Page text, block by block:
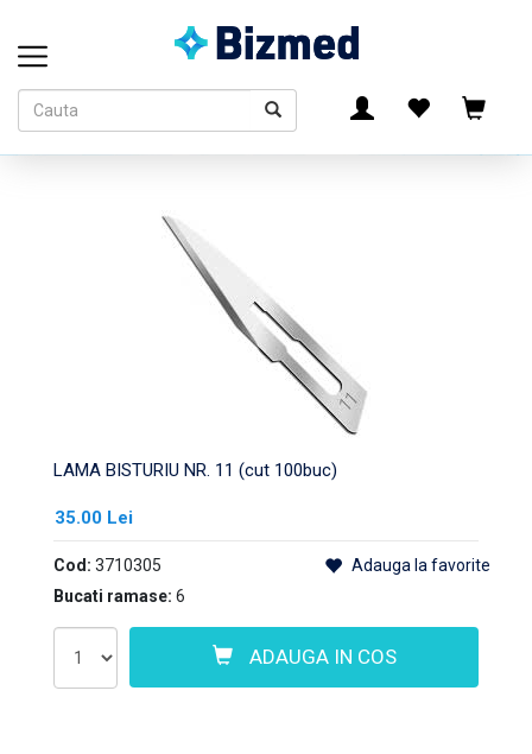
LAMA BISTURIU NR. 11 (cut 100buc)
35.00 Lei
Cod: 3710305
Bucati ramase: 6
Adauga la favorite
ADAUGA IN COS